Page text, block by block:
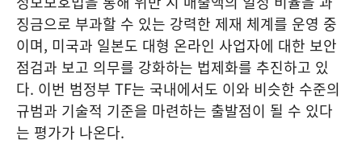
징금으로 부과할 수 있는 강력한 제재 체계를 운영 중
이며, 미국과 일본도 대형 온라인 사업자에 대한 보안
점검과 보고 의무를 강화하는 법제화를 추진하고 있
다. 이번 범정부 TF는 국내에서도 이와 비슷한 수준의
규범과 기술적 기준을 마련하는 출발점이 될 수 있다
는 평가가 나온다.